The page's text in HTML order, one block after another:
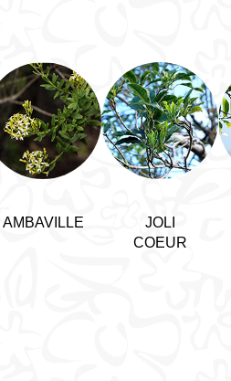
AMBAVILLE
JOLI
COEUR